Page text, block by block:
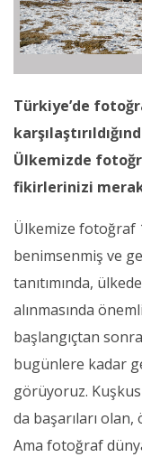
Türkiye’de
Ülkemizde
fikirlerinizi
Ülkemize fotoğraf
benimsenmiş ve
tanıtımında,
alınmasında
başlangıçtan sonra
bugünlere kadar
görüyoruz.
da başarıları
Ama fotoğraf